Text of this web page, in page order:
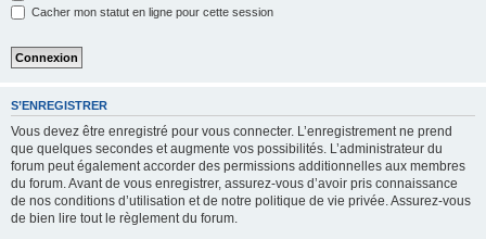
Cacher mon statut en ligne pour cette session
S’ENREGISTRER
Vous devez être enregistré pour vous connecter. L’enregistrement ne prend
que quelques secondes et augmente vos possibilités. L’administrateur du
forum peut également accorder des permissions additionnelles aux membres
du forum. Avant de vous enregistrer, assurez-vous d’avoir pris connaissance
de nos conditions d’utilisation et de notre politique de vie privée. Assurez-vous
de bien lire tout le règlement du forum.